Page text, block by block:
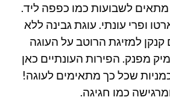
מתאים לשבועות כמו כפפה ליד.
ופרי עונתי. עוגת גבינה ללא
למזיגת הרוטב על העוגה
מפנק. הפירות העונתיים כאן
שכל כך מתאימים לעוגה!
כמו חגיגה.